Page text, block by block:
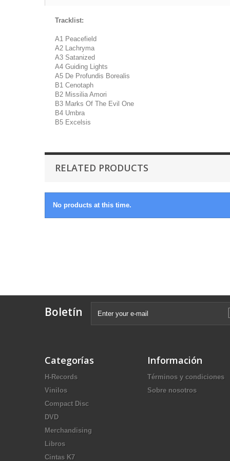
Tracklist:
A1 Peacefield
A2 Lachryma
A3 Satanized
A4 Guiding Lights
A5 De Profundis Borealis
B1 Cenotaph
B2 Missilia Amori
B3 Marks Of The Evil One
B4 Umbra
B5 Excelsis
RELATED PRODUCTS
No products at this time.
Boletín
Categorías
H-Records
Vinilos
Compact Disc
DVD
Merchandising
Libros
Cintas K7
Información
Términos y condiciones
Sobre nosotros